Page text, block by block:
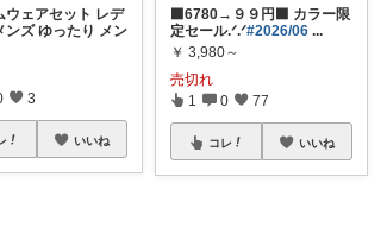
ウェアセット レデ
ンズ ゆったり メン
3
いいね
⬛6780→９９円⬛ カラー限
定セール.ᐟ.ᐟ#2026/06 ...
￥ 3,980～
売切れ
1 0 77
コレ いいね